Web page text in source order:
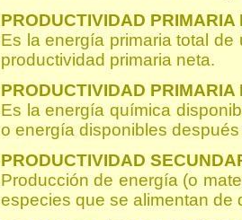
PRODUCTIVIDAD PRIMARIA
Es la energía primaria total
productividad primaria neta.
PRODUCTIVIDAD PRIMARIA
Es la energía química
o energía disponibles
PRODUCTIVIDAD
Producción de energía (o
especies que se alimentan de